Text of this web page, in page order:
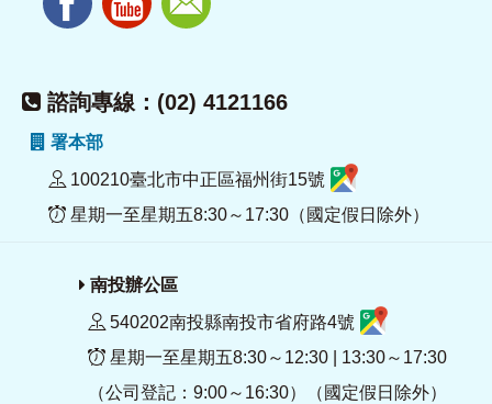
諮詢專線：(02) 4121166
署本部
100210臺北市中正區福州街15號
星期一至星期五8:30～17:30（國定假日除外）
南投辦公區
540202南投縣南投市省府路4號
星期一至星期五8:30～12:30 | 13:30～17:30
（公司登記：9:00～16:30）（國定假日除外）